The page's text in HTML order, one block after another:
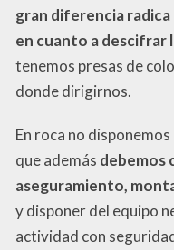
gran diferencia
en cuanto a descifrar
tenemos presas de
donde dirigirnos.
En roca no
que además debemos
aseguramiento,
y disponer del equipo
actividad con